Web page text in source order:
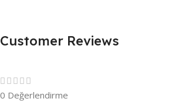
Customer Reviews
0 Değerlendirme